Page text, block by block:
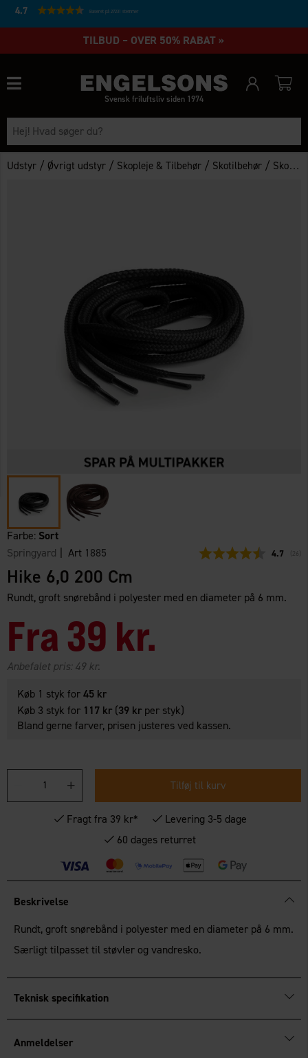
4.7 Baseret på 27231 stemmer
TILBUD – OVER 50% RABAT »
Svensk friluftsliv siden 1974
Udstyr / Øvrigt udstyr / Skopleje & Tilbehør / Skotilbehør / Sko snørebånd
Farbe: Sort
Springyard
| Art 1885 4.7 26
Hike 6,0 200 Cm
Rundt, groft snørebånd i polyester med en diameter på 6 mm.
Fra 39 kr.
Anbefalet pris:49 kr.
Køb 1 styk for45 kr
Køb 3 styk for 117 kr (39 kr per styk)
Bland gerne farver, prisen justeres ved kassen.
Tilføj til kurv
Fragt fra 39 kr*
Levering 3-5 dage
60 dages returret
Beskrivelse
Rundt, groft snørebånd i polyester med en diameter på 6 mm.
Særligt tilpasset til støvler og vandresko.
Teknisk specifikation
Anmeldelser